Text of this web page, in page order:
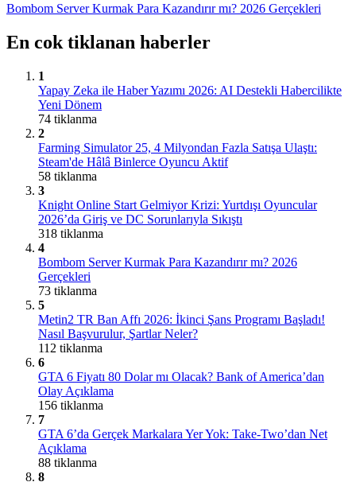
Bombom Server Kurmak Para Kazandırır mı? 2026 Gerçekleri
En cok tiklanan haberler
1
Yapay Zeka ile Haber Yazımı 2026: AI Destekli Habercilikte
Yeni Dönem
74 tiklanma
2
Farming Simulator 25, 4 Milyondan Fazla Satışa Ulaştı:
Steam'de Hâlâ Binlerce Oyuncu Aktif
58 tiklanma
3
Knight Online Start Gelmiyor Krizi: Yurtdışı Oyuncular
2026’da Giriş ve DC Sorunlarıyla Sıkıştı
318 tiklanma
4
Bombom Server Kurmak Para Kazandırır mı? 2026
Gerçekleri
73 tiklanma
5
Metin2 TR Ban Affı 2026: İkinci Şans Programı Başladı!
Nasıl Başvurulur, Şartlar Neler?
112 tiklanma
6
GTA 6 Fiyatı 80 Dolar mı Olacak? Bank of America’dan
Olay Açıklama
156 tiklanma
7
GTA 6’da Gerçek Markalara Yer Yok: Take-Two’dan Net
Açıklama
88 tiklanma
8